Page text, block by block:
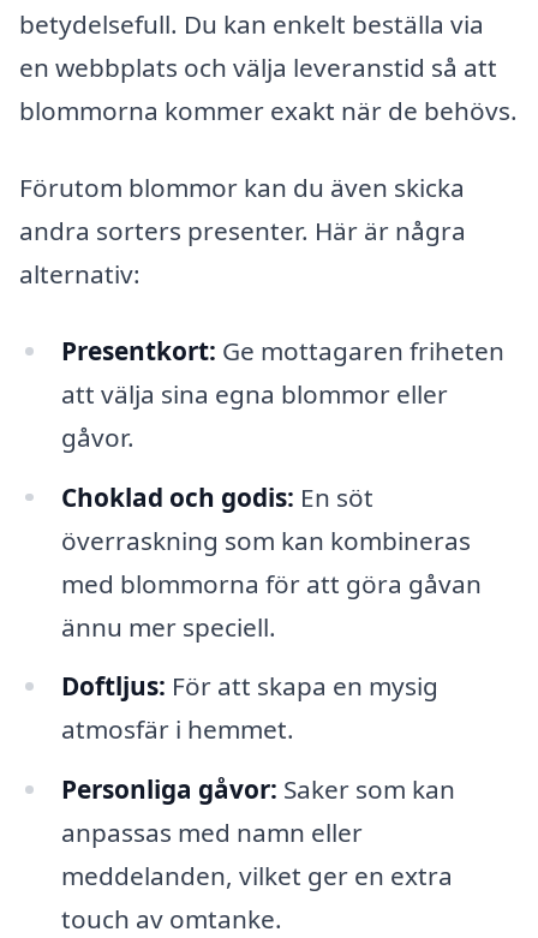
betydelsefull. Du kan enkelt beställa via
en webbplats och välja leveranstid så att
blommorna kommer exakt när de behövs.
Förutom blommor kan du även skicka
andra sorters presenter. Här är några
alternativ:
Presentkort: Ge mottagaren friheten
att välja sina egna blommor eller
gåvor.
Choklad och godis: En söt
överraskning som kan kombineras
med blommorna för att göra gåvan
ännu mer speciell.
Doftljus: För att skapa en mysig
atmosfär i hemmet.
Personliga gåvor: Saker som kan
anpassas med namn eller
meddelanden, vilket ger en extra
touch av omtanke.